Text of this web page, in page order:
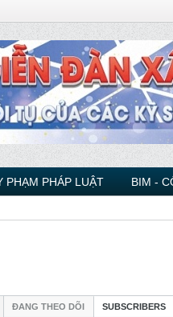
PHẠM PHÁP LUẬT BIM -
ÐANG THEO DÕI SUBSCRIBERS